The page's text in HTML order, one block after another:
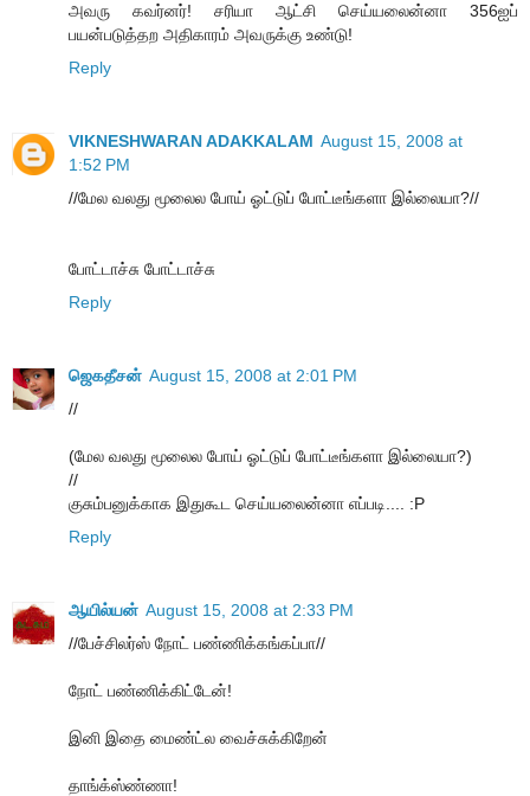
அவரு கவர்னர்! சரியா ஆட்சி செய்யலைன்னா 356ஐப்
பயன்படுத்தற அதிகாரம் அவருக்கு உண்டு!
Reply
VIKNESHWARAN ADAKKALAM August 15, 2008 at
1:52 PM
//மேல வலது மூலைல போய் ஓட்டுப் போட்டீங்களா இல்லையா?//
போட்டாச்சு போட்டாச்சு
Reply
ஜெகதீசன் August 15, 2008 at 2:01 PM
//
(மேல வலது மூலைல போய் ஓட்டுப் போட்டீங்களா இல்லையா?)
//
குசும்பனுக்காக இதுகூட செய்யலைன்னா எப்படி.... :P
Reply
ஆயில்யன் August 15, 2008 at 2:33 PM
//பேச்சிலர்ஸ் நோட் பண்ணிக்கங்கப்பா//
நோட் பண்ணிக்கிட்டேன்!
இனி இதை மைண்ட்ல வைச்சுக்கிறேன்
தாங்க்ஸ்ண்ணா!